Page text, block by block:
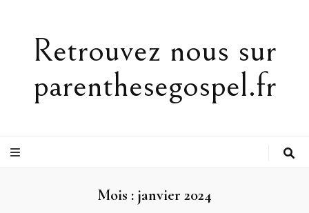
Retrouvez nous sur
parenthesegospel.fr
Mois : janvier 2024